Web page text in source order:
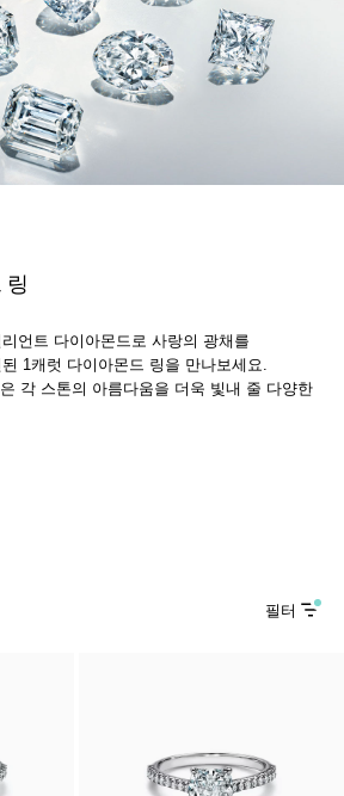
링
언트 다이아몬드로 사랑의 광채를
1캐럿 다이아몬드 링을 만나보세요.
각 스톤의 아름다움을 더욱 빛내 줄 다양한
필터